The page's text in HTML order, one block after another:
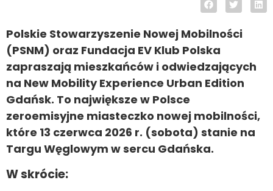
Polskie Stowarzyszenie Nowej Mobilności
(PSNM) oraz Fundacja EV Klub Polska
zapraszają mieszkańców i odwiedzających
na New Mobility Experience Urban Edition
Gdańsk. To największe w Polsce
zeroemisyjne miasteczko nowej mobilności,
które 13 czerwca 2026 r. (sobota) stanie na
Targu Węglowym w sercu Gdańska.
W skrócie: